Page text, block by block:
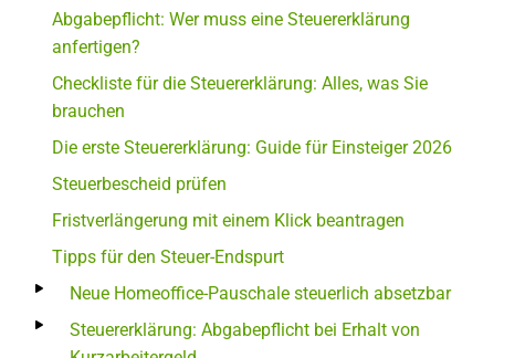
Abgabepflicht: Wer muss eine Steuererklärung
anfertigen?
Checkliste für die Steuererklärung: Alles, was Sie
brauchen
Die erste Steuererklärung: Guide für Einsteiger 2026
Steuerbescheid prüfen
Fristverlängerung mit einem Klick beantragen
Tipps für den Steuer-Endspurt
Neue Homeoffice-Pauschale steuerlich absetzbar
Steuererklärung: Abgabepflicht bei Erhalt von